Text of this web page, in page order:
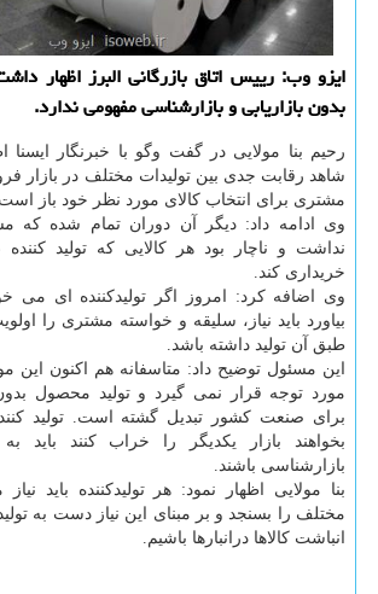
ایزو وب: رییس اتاق بازرگانی البرز اظهار
بدون بازاریابی و بازارشناسی مفهومی ندارد.
رحیم بنا مولایی در گفت وگو با خبرنگار ایسنا
شاهد رقابت جدی بین تولیدات مختلف در بازار
مشتری برای انتخاب كالای مورد نظر خود باز
وی ادامه داد: دیگر آن دوران تمام شده كه
نداشت و ناچار بود هر كالایی كه تولید
خریداری كند.
وی اضافه كرد: امروز اگر تولیدكننده ای می
بیاورد باید نیاز، سلیقه و خواسته مشتری را
طبق آن تولید داشته باشد.
این مسئول توضیح داد: متاسفانه هم اكنون این
مورد توجه قرار نمی گیرد و تولید محصول
برای صنعت كشور تبدیل گشته است. تولید
بخواهند بازار یكدیگر را خراب كنند باید
بازارشناسی باشند.
بنا مولایی اظهار نمود: هر تولیدكننده باید
مختلف را بسنجد و بر مبنای این نیاز دست به
انباشت كالاها درانبارها باشیم.